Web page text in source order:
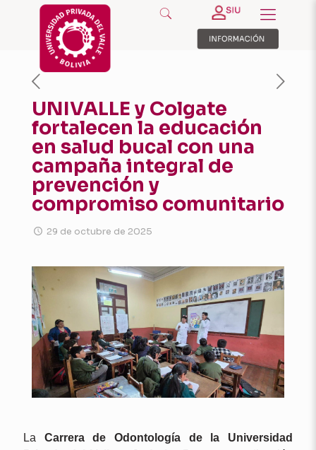
UNIVALLE y Colgate
fortalecen la educación
en salud bucal con una
campaña integral de
prevención y
compromiso comunitario
29 de octubre de 2025
La Carrera de Odontología de la Universidad